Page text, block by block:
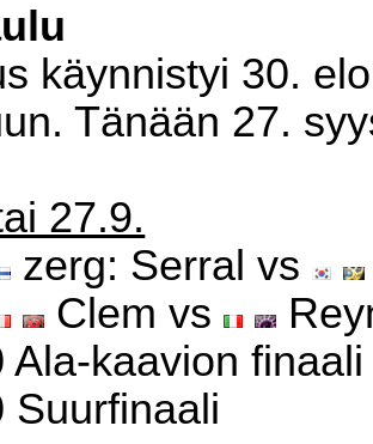
käynnistyi 30.
Tänään 27.
27.9.
zerg: Serral vs
Clem vs
Ala-kaavion finaali
Suurfinaali